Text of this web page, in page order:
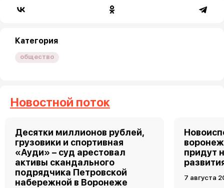
Категория
общество
Новостной поток
Десятки миллионов рублей,
грузовики и спортивная
«Ауди» – суд арестовал
активы скандального
подрядчика Петровской
набережной в Воронеже
придут
7 августа